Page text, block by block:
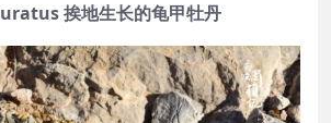
挨地生长的龟甲牡丹